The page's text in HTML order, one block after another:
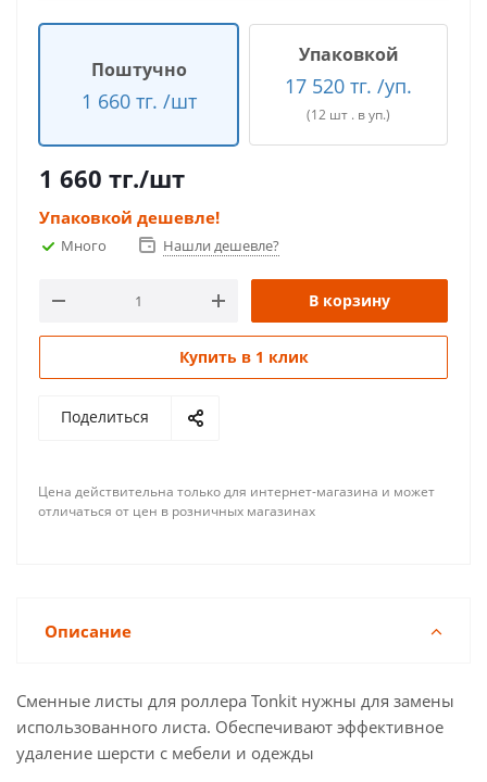
Поштучно
1 660 тг. /шт
Упаковкой
17 520 тг. /уп.
(12 шт . в уп.)
1 660 тг./шт
Упаковкой дешевле!
Много Нашли дешевле?
В корзину
Купить в 1 клик
Поделиться
Цена действительна только для интернет-магазина и может
отличаться от цен в розничных магазинах
Описание
Сменные листы для роллера Tonkit нужны для замены
использованного листа. Обеспечивают эффективное
удаление шерсти с мебели и одежды